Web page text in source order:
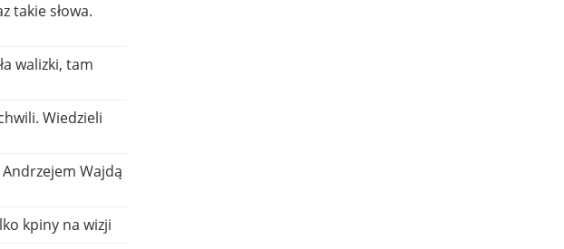
takie słowa.
walizki, tam
Wiedzieli
Wajdą
kpiny na wizji